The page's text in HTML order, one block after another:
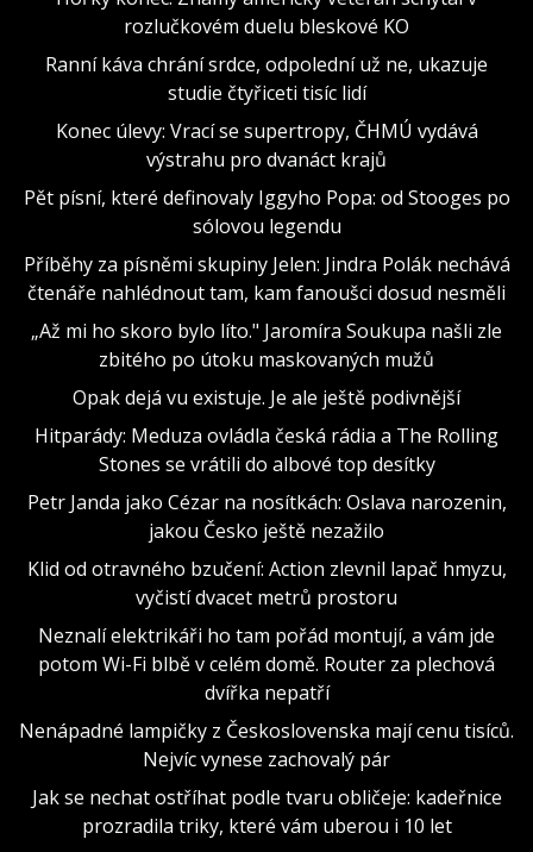
rozlučkovém duelu bleskové KO
Ranní káva chrání srdce, odpolední už ne, ukazuje
studie čtyřiceti tisíc lidí
Konec úlevy: Vrací se supertropy, ČHMÚ vydává
výstrahu pro dvanáct krajů
Pět písní, které definovaly Iggyho Popa: od Stooges po
sólovou legendu
Příběhy za písněmi skupiny Jelen: Jindra Polák nechává
čtenáře nahlédnout tam, kam fanoušci dosud nesměli
„Až mi ho skoro bylo líto." Jaromíra Soukupa našli zle
zbitého po útoku maskovaných mužů
Opak dejá vu existuje. Je ale ještě podivnější
Hitparády: Meduza ovládla česká rádia a The Rolling
Stones se vrátili do albové top desítky
Petr Janda jako Cézar na nosítkách: Oslava narozenin,
jakou Česko ještě nezažilo
Klid od otravného bzučení: Action zlevnil lapač hmyzu,
vyčistí dvacet metrů prostoru
Neznalí elektrikáři ho tam pořád montují, a vám jde
potom Wi-Fi blbě v celém domě. Router za plechová
dvířka nepatří
Nenápadné lampičky z Československa mají cenu tisíců.
Nejvíc vynese zachovalý pár
Jak se nechat ostříhat podle tvaru obličeje: kadeřnice
prozradila triky, které vám uberou i 10 let